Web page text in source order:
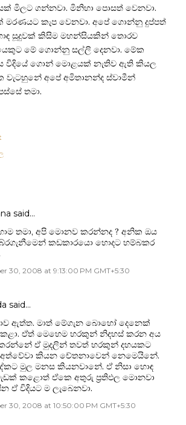
මිලට ගන්නවා. මිනිහා‍ පොසත් වෙනවා.
මරණයට කැප වෙනවා. අපේ ගොන්නු දුප්පත්
සූදුවක් කිසිම මහන්සියකින් තොරව
මේ ගොන්නු සල්ලි දෙනවා. මේක
විදියේ ගොන් මොළයක් නැතිව ඇති කියල
වැටහුනේ අපේ අමිතානන්ද ස්වාමීන්
තමා.
said…
තමා, අපි මොනව කරන්නද ? අනික ඔය
කඩකාරයො හොදට හම්බකර
30, 2008 at 9:13:00 PM GMT+5:30
said…
ඇත්ත. මාත් මේගැන බොහෝ දෙනෙක්
කළා. ඒත් මෙහෙම හරකුන් නිදහස් කරන අය
ඒ මුදලින් තවත් හරකුන් දහයකට
කියන චේතනාවෙන් නෙමෙයිනේ.
මුල මනස කියනවානේ. ඒ නිසා හොඳ
කළොත් ඒකෙ අතුරු ප්‍රතිඵල මොනවා
ඒ විදියට ම ලැබෙනවා.
30, 2008 at 10:50:00 PM GMT+5:30